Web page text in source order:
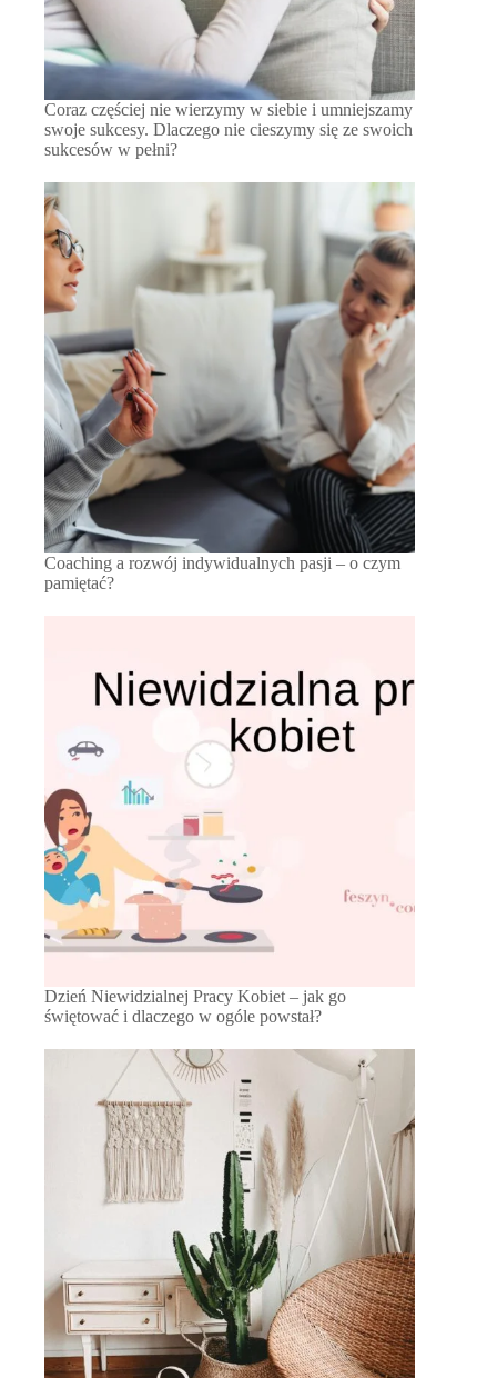
Coraz częściej nie wierzymy w siebie i umniejszamy
swoje sukcesy. Dlaczego nie cieszymy się ze swoich
sukcesów w pełni?
Coaching a rozwój indywidualnych pasji – o czym
pamiętać?
Dzień Niewidzialnej Pracy Kobiet – jak go
świętować i dlaczego w ogóle powstał?